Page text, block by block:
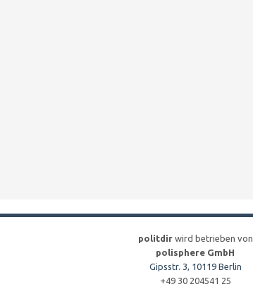
politdirwird betrieben von
polisphere GmbH
Gipsstr. 3, 10119 Berlin
+49 30 204541 25